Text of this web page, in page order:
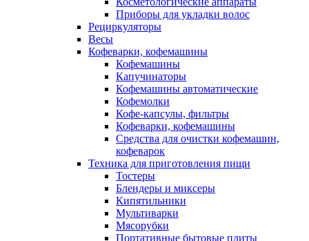
Приборы для укладки волос
Рециркуляторы
Весы
Кофеварки, кофемашины
Кофемашины
Капучинаторы
Кофемашины автоматические
Кофемолки
Кофе-капсулы, фильтры
Кофеварки, кофемашины
Средства для очистки кофемашин,
кофеварок
Техника для приготовления пищи
Тостеры
Блендеры и миксеры
Кипятильники
Мультиварки
Мясорубки
Портативные бытовые плиты